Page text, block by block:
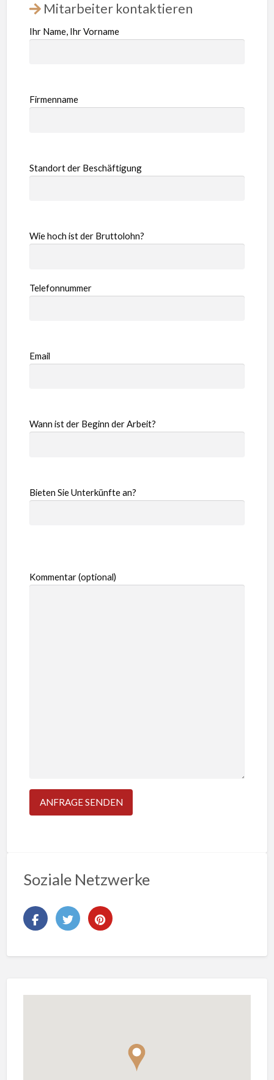
Mitarbeiter kontaktieren
Ihr Name, Ihr Vorname
Firmenname
Standort der Beschäftigung
Wie hoch ist der Bruttolohn?
Telefonnummer
Email
Wann ist der Beginn der Arbeit?
Bieten Sie Unterkünfte an?
Kommentar (optional)
Soziale Netzwerke